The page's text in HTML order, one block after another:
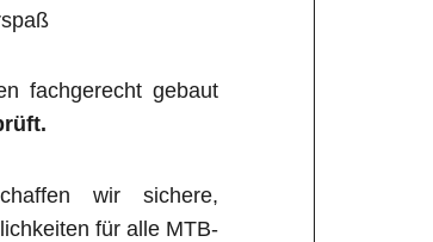
fachgerecht gebaut
wir sichere,
für alle MTB-